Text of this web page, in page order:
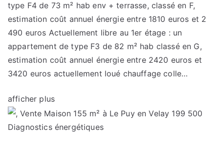
type F4 de 73 m² hab env + terrasse, classé en F,
estimation coût annuel énergie entre 1810 euros et 2
490 euros Actuellement libre au 1er étage : un
appartement de type F3 de 82 m² hab classé en G,
estimation coût annuel énergie entre 2420 euros et
3420 euros actuellement loué chauffage colle…
afficher plus
Diagnostics énergétiques